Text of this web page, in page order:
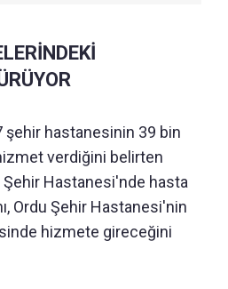
şehir hastanesinin 39 bin
verdiğini belirten
Hastanesi'nde hasta
Ordu Şehir Hastanesi'nin
hizmete gireceğini